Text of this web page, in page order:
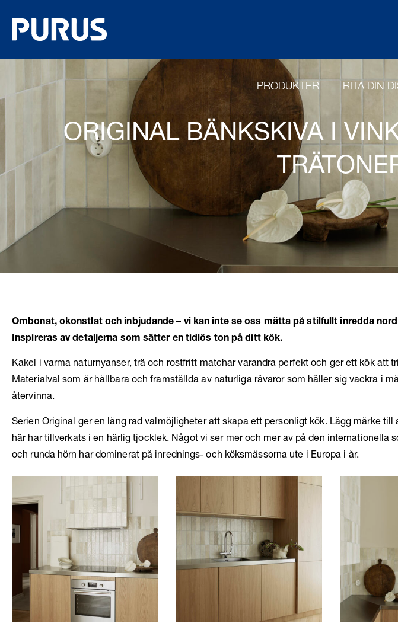
PRODUKTER RITA DIN
ORIGINAL BÄNKSKIVA I
Ombonat, okonstlat och inbjudande – vi kan inte se oss mätta på stilfullt inredda
Inspireras av detaljerna som sätter en tidlös ton på ditt kök.
Kakel i varma naturnyanser, trä och rostfritt matchar varandra perfekt och ger ett kök att
Materialval som är hållbara och framställda av naturliga råvaror som håller sig vackra i
återvinna.
Serien Original ger en lång rad valmöjligheter att skapa ett personligt kök. Lägg märke till
här har tillverkats i en härlig tjocklek. Något vi ser mer och mer av på den internationella
och runda hörn har dominerat på inrednings- och köksmässorna ute i Europa i år.